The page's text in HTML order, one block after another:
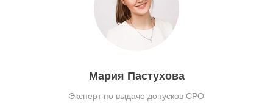
Мария Пастухова
Эксперт по выдаче допусков СРО